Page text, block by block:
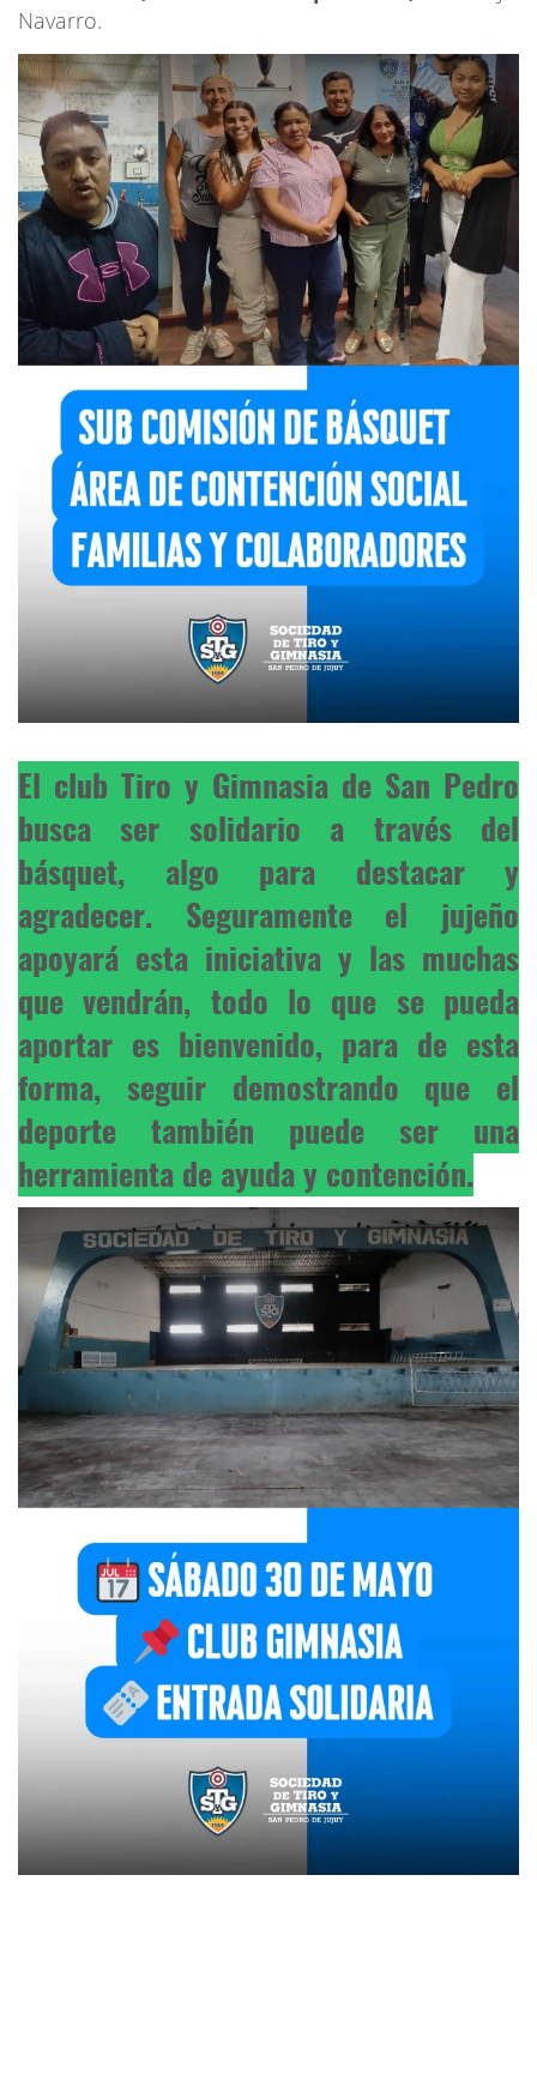
Navarro.
El club Tiro y Gimnasia de San Pedro
busca ser solidario a través del
básquet, algo para destacar y
agradecer. Seguramente el jujeño
apoyará esta iniciativa y las muchas
que vendrán, todo lo que se pueda
aportar es bienvenido, para de esta
forma, seguir demostrando que el
deporte también puede ser una
herramienta de ayuda y contención.